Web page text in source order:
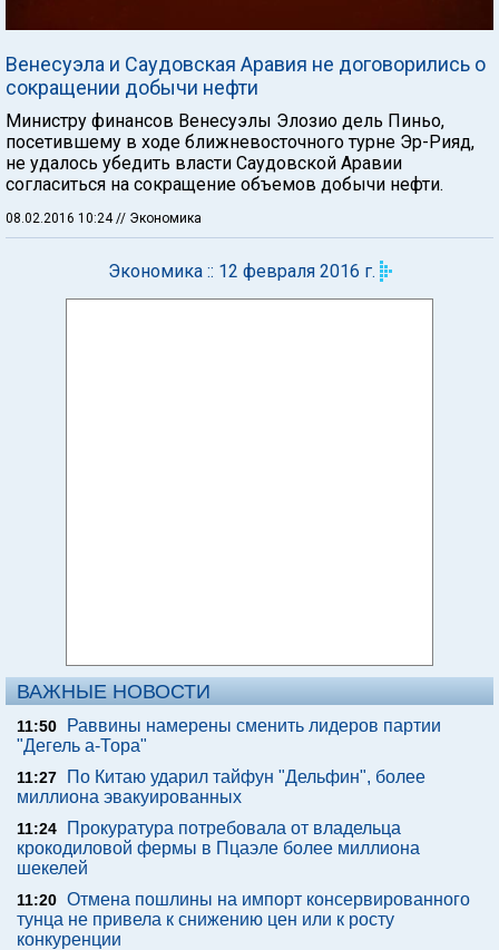
Венесуэла и Саудовская Аравия не договорились о
сокращении добычи нефти
Министру финансов Венесуэлы Элозио дель Пиньо,
посетившему в ходе ближневосточного турне Эр-Рияд,
не удалось убедить власти Саудовской Аравии
согласиться на сокращение объемов добычи нефти.
08.02.2016 10:24// Экономика
Экономика :: 12 февраля 2016 г.
ВАЖНЫЕ НОВОСТИ
11:50
Раввины намерены сменить лидеров партии
"Дегель а-Тора"
11:27
По Китаю ударил тайфун "Дельфин", более
миллиона эвакуированных
11:24
Прокуратура потребовала от владельца
крокодиловой фермы в Пцаэле более миллиона
шекелей
11:20 Отмена пошлины на импорт консервированного
тунца не привела к снижению цен или к росту
конкуренции